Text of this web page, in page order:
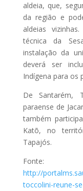
aldeia, que,
da região e
aldeias
técnica da
instalação da
deverá ser
Indígena para os
De Santarém,
paraense de
também
Katõ, no
Tapajós.
Fonte:
http://
toccolini-reune-